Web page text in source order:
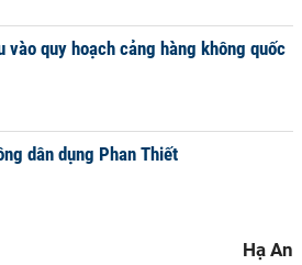
vào quy hoạch cảng hàng không quốc
dân dụng Phan Thiết
Hạ An